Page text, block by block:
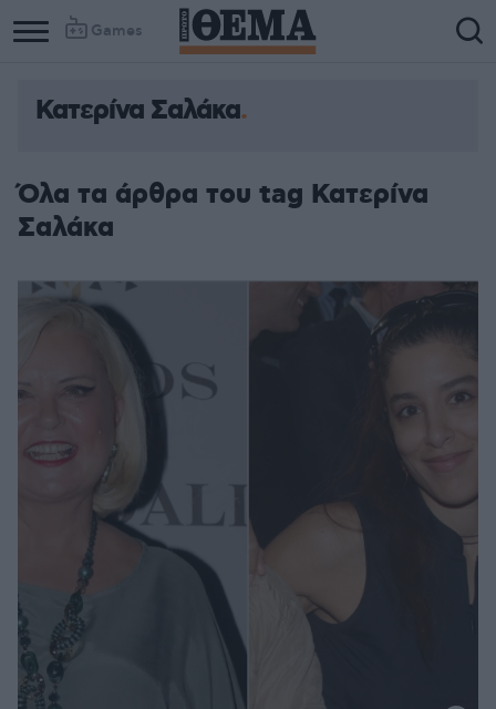
Games
Κατερίνα Σαλάκα
Όλα τα άρθρα του tag Κατερίνα
Σαλάκα